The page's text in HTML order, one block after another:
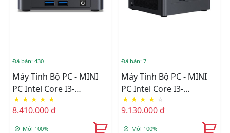
Đã bán: 430
Máy Tính Bộ PC - MINI
PC Intel Core I3-
1115G4/Intel UHD
Graphics/Ram Option/Ổ
Cứng Option/Dos
★ ★ ★ ★ ★
8.410.000 đ
Mới 100%
Đã bán: 7
Máy Tính Bộ PC - MINI
PC Intel Core I3-
1115G4/Intel UHD
Graphics/Ram Option/Ổ
Cứng Option/Dos
★ ★ ★ ★ ☆
9.130.000 đ
Mới 100%